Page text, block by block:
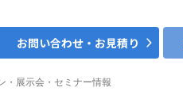
お問い合わせ・お見積り
・展示会・セミナー情報